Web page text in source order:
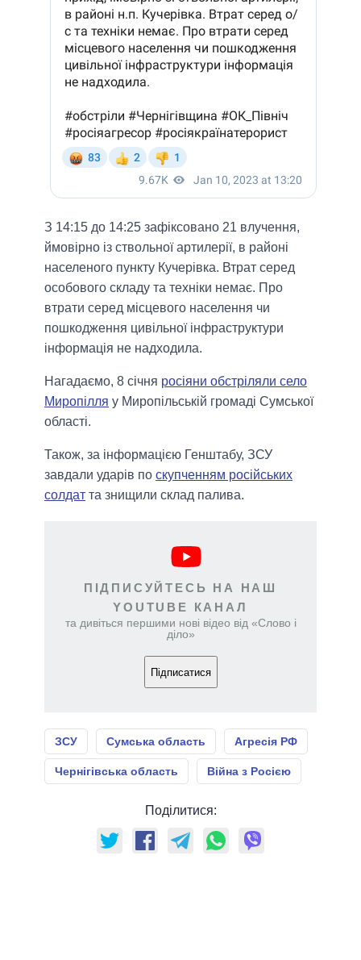
З 14:15 до 14:25 зафіксовано 21 влучення,
ймовірно із ствольної артилерії, в районі
населеного пункту Кучерівка. Втрат серед
особового складу та техніки немає. Про
втрати серед місцевого населення чи
пошкодження цивільної інфраструктури
інформація не надходила.
Нагадаємо, 8 січня росіяни обстріляли село
Миропілля у Миропільській громаді Сумської
області.
Також, за інформацією Генштабу, ЗСУ
завдали ударів по скупченням російських
солдат та знищили склад палива.
ПІДПИСУЙТЕСЬ НА НАШ
YOUTUBE КАНАЛ
та дивіться першими нові відео від «Слово і
діло»
Підписатися
ЗСУ Сумська область Агресія РФ
Чернігівська область Війна з Росією
Поділитися: